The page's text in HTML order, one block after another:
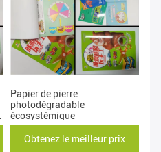
Papier de pierre
photodégradable
écosystémique
Obtenez le meilleur prix